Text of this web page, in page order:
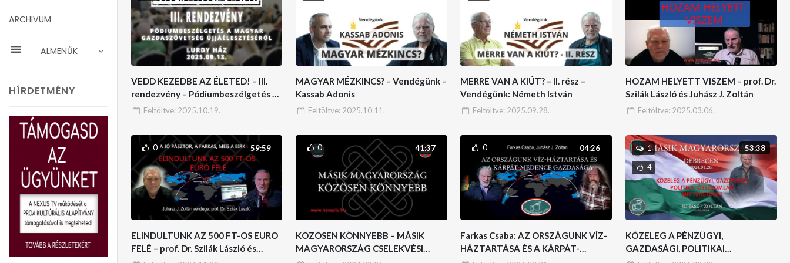
ARCHIVUM
ALMENŰK
HÍRDETMÉNY
VEDD KEZEDBE AZ ÉLETED! – III.
rendezvény – Pódiumbeszélgetés a
gazdaszövetkezet újjáépítéséről
Feltöltve: 2025.10.19.
MAGYAR MÉZKINCS? – Vendégünk –
Kassab Adonis
Feltöltve: 2025.10.11.
MERRE VAN A KIÚT? – II. rész –
Vendégünk: Németh István
Feltöltve: 2025.09.28.
HOZAM HELYETT VISZEM – prof. Dr.
Szilák László és Juhász J. Zoltán
Feltöltve: 2025.03.06.
59:59
0
ELINDULTUNK AZ 500 FT-OS EURO
FELÉ – prof. Dr. Szilák László és
41:37
0
KÖZÖSEN KÖNNYEBB – MÁSIK
MAGYARORSZÁG CSELEKVÉSI
04:26
0
Farkas Csaba: AZ ORSZÁGUNK VÍZ-
HÁZTARTÁSA ÉS A KÁRPÁT-
53:38
1
4
KÖZELEG A PÉNZÜGYI,
GAZDASÁGI, POLITIKAI